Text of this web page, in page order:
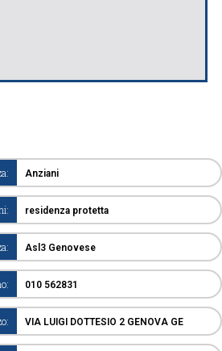
Anziani
residenza protetta
Asl3 Genovese
010 562831
VIA LUIGI DOTTESIO 2 GENOVA GE